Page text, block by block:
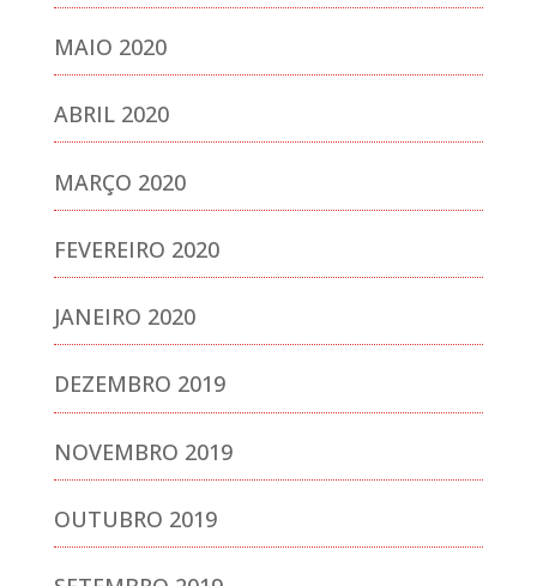
MAIO 2020
ABRIL 2020
MARÇO 2020
FEVEREIRO 2020
JANEIRO 2020
DEZEMBRO 2019
NOVEMBRO 2019
OUTUBRO 2019